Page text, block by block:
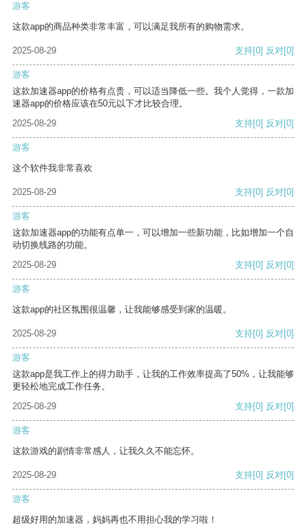
游客
这款app的商品种类非常丰富，可以满足我所有的购物需求。
2025-08-29 支持[0] 反对[0]
游客
这款加速器app的价格有点贵，可以适当降低一些。我个人觉得，一款加
速器app的价格应该在50元以下才比较合理。
2025-08-29
支持[0] 反对[0]
游客
这个软件我非常喜欢
2025-08-29 支持[0] 反对[0]
游客
这款加速器app的功能有点单一，可以增加一些新功能，比如增加一个自
动切换线路的功能。
2025-08-29
支持[0] 反对[0]
游客
这款app的社区氛围很温馨，让我能够感受到家的温暖。
2025-08-29 支持[0] 反对[0]
游客
这款app是我工作上的得力助手，让我的工作效率提高了50%，让我能够
更轻松地完成工作任务。
2025-08-29
支持[0] 反对[0]
游客
这款游戏的剧情非常感人，让我久久不能忘怀。
2025-08-29 支持[0] 反对[0]
游客
超级好用的加速器，妈妈再也不用担心我的学习啦！